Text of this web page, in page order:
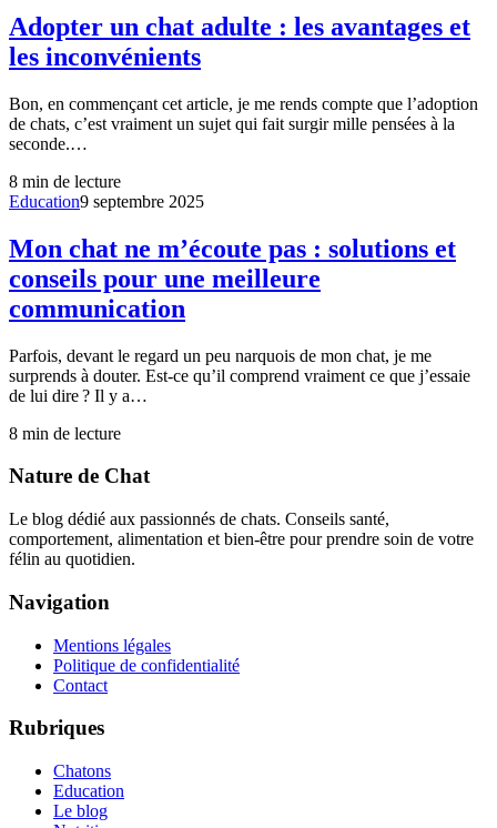
Adopter un chat adulte : les avantages et
les inconvénients
Bon, en commençant cet article, je me rends compte que l’adoption
de chats, c’est vraiment un sujet qui fait surgir mille pensées à la
seconde.…
8 min de lecture
Education9 septembre 2025
Mon chat ne m’écoute pas : solutions et
conseils pour une meilleure
communication
Parfois, devant le regard un peu narquois de mon chat, je me
surprends à douter. Est-ce qu’il comprend vraiment ce que j’essaie
de lui dire ? Il y a…
8 min de lecture
Nature de Chat
Le blog dédié aux passionnés de chats. Conseils santé,
comportement, alimentation et bien-être pour prendre soin de votre
félin au quotidien.
Navigation
Mentions légales
Politique de confidentialité
Contact
Rubriques
Chatons
Education
Le blog